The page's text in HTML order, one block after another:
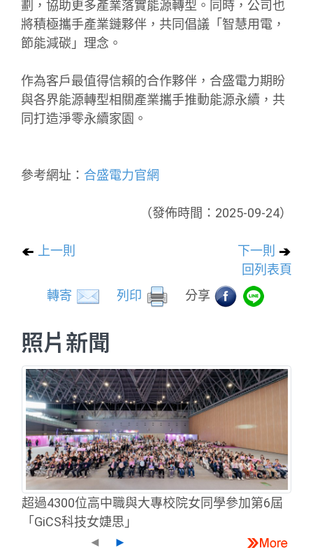
劃，協助更多產業落實能源轉型。同時，公司也
將積極攜手產業鏈夥伴，共同倡議「智慧用電，
節能減碳」理念。
作為客戶最值得信賴的合作夥伴，合盛電力期盼
與各界能源轉型相關產業攜手推動能源永續，共
同打造淨零永續家園。
參考網址： 合盛電力官網
（發佈時間：2025-09-24）
上一則
下一則
回列表頁
轉寄
列印 分享
照片新聞
超過4300位高中職與大專校院女同學參加第6屆
「GiCS科技女婕思」
◄
►